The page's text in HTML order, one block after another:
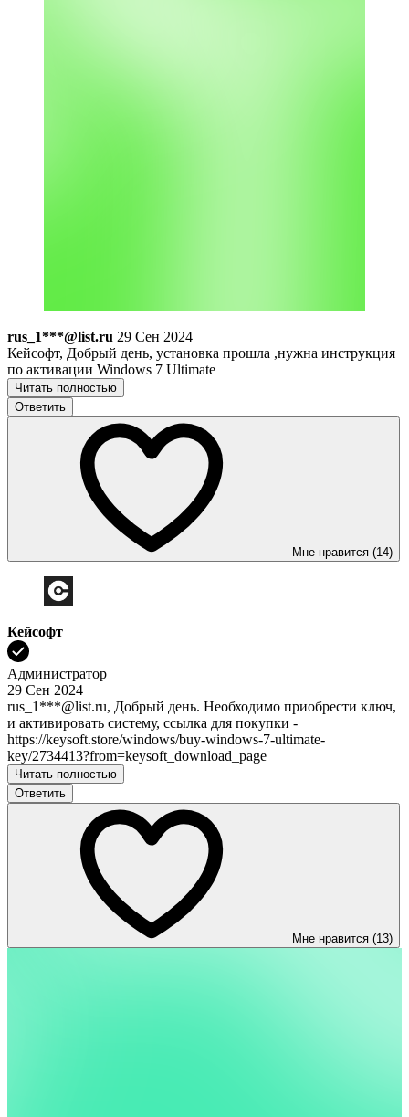
rus_1***@list.ru 29 Сен 2024
Кейсофт, Добрый день, установка прошла ,нужна инструкция
по активации Windows 7 Ultimate
Читать полностью
Ответить
Мне нравится (14)
Кейсофт
Администратор
29 Сен 2024
rus_1***@list.ru, Добрый день. Необходимо приобрести ключ,
и активировать систему, ссылка для покупки -
https://keysoft.store/windows/buy-windows-7-ultimate-
key/2734413?from=keysoft_download_page
Читать полностью
Ответить
Мне нравится (13)